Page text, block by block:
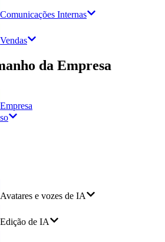
Comunicações Internas
Vendas
da Empresa
Empresa
Avatares e vozes de IA
Edição de IA